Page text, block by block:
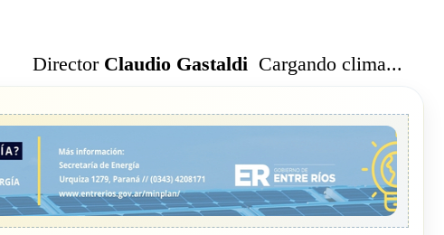
Director Claudio Gastaldi Cargando clima...